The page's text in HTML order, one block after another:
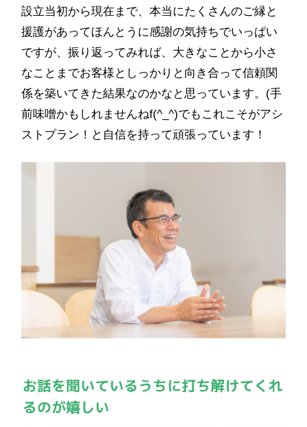
設立当初から現在まで、本当にたくさんのご縁と
援護があってほんとうに感謝の気持ちでいっぱい
ですが、振り返ってみれば、大きなことから小さ
なことまでお客様としっかりと向き合って信頼関
係を築いてきた結果なのかなと思っています。(手
前味噌かもしれませんねf(^_^)でもこれこそがアシ
ストプラン！と自信を持って頑張っています！